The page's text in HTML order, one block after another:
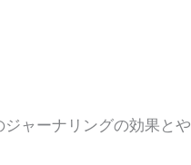
ャーナリングの効果とや